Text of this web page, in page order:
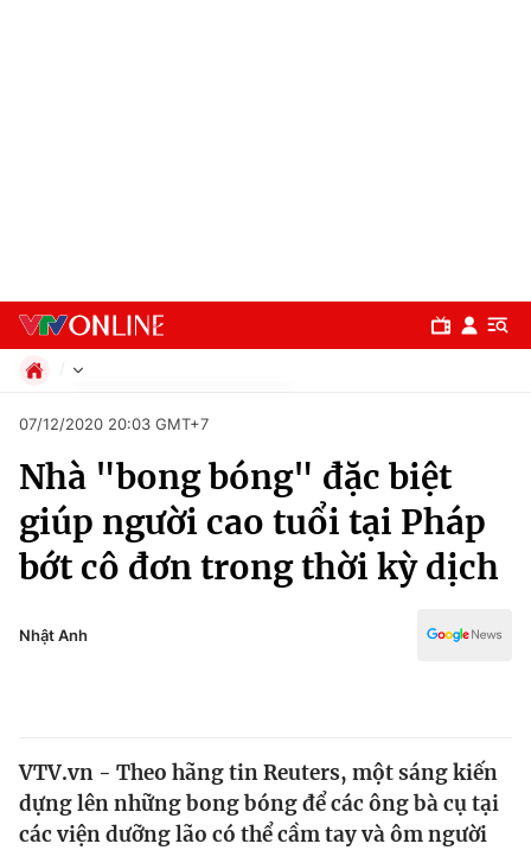
Chuyên mục
Chính trị
Thế giới
Xã hội
Pháp luật
Thể thao
Truyền hình
07/12/2020 20:03 GMT+7
Nhà "bong bóng" đặc biệt
giúp người cao tuổi tại Pháp
bớt cô đơn trong thời kỳ dịch
Nhật Anh
VTV.vn - Theo hãng tin Reuters, một sáng kiến
dựng lên những bong bóng để các ông bà cụ tại
các viện dưỡng lão có thể cầm tay và ôm người